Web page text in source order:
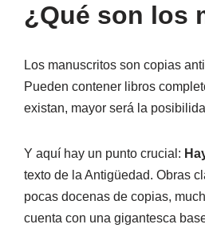
¿Qué son los
Los manuscritos son copias
Pueden contener libros
existan, mayor será la
Y aquí hay un punto crucial:
texto de la Antigüedad. Obras
pocas docenas de copias,
cuenta con una gigantesca